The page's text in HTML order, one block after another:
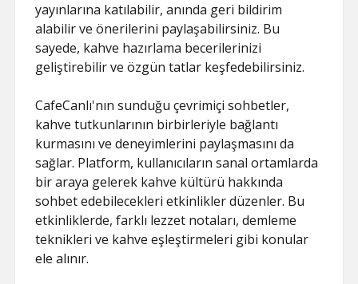
yayınlarına katılabilir, anında geri bildirim
alabilir ve önerilerini paylaşabilirsiniz. Bu
sayede, kahve hazırlama becerilerinizi
geliştirebilir ve özgün tatlar keşfedebilirsiniz.
CafeCanlı'nın sunduğu çevrimiçi sohbetler,
kahve tutkunlarının birbirleriyle bağlantı
kurmasını ve deneyimlerini paylaşmasını da
sağlar. Platform, kullanıcıların sanal ortamlarda
bir araya gelerek kahve kültürü hakkında
sohbet edebilecekleri etkinlikler düzenler. Bu
etkinliklerde, farklı lezzet notaları, demleme
teknikleri ve kahve eşleştirmeleri gibi konular
ele alınır.